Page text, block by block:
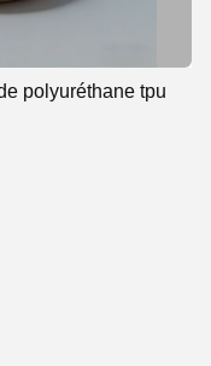
polyuréthane tpu